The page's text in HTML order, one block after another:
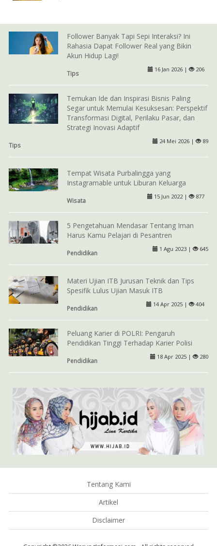
Follower Banyak Tapi Sepi Interaksi? Ini
Rahasia Dapat Follower Real yang Bikin
Akun Hidup Lagi!
Tips
16 Jan 2026 | 206
Temukan Ide dan Inspirasi Bisnis Paling
Segar untuk Memulai Kesuksesan: Perspektif
Transformasi Digital, Perilaku Pasar, dan
Strategi Inovasi Adaptif
Tips
24 Mei 2026 | 89
Tempat Wisata Purbalingga yang
Instagramable untuk Liburan Keluarga
Wisata
15 Jun 2022 | 877
5 Pengetahuan Mendasar Tentang Iman
Harus Kamu Pelajari di Pesantren
Pendidikan
1 Agu 2023 | 645
Materi Ujian ITB Jurusan Teknik dan Tips
Spesifik Lulus Ujian Masuk ITB
Pendidikan
14 Apr 2025 | 404
Peluang Karier di POLRI: Pengaruh
Pendidikan Tinggi Terhadap Karier Polisi
Pendidikan
18 Apr 2025 | 280
Tentang Kami
Artikel
Disclaimer